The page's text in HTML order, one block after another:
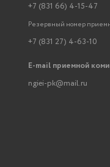
+7 (831 66) 4-15-47
Резервный номер
+7 (831 27) 4-63-10
E-mail приемной
ngiei-pk@mail.ru